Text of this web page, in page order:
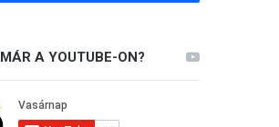
A YOUTUBE-ON?